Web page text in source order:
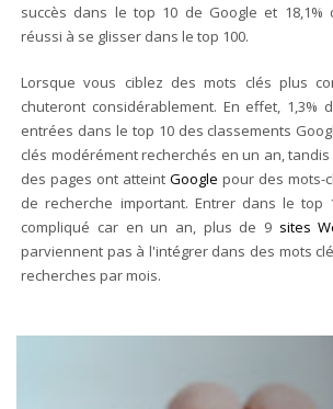
succès dans le top 10 de Google et 18,1%
réussi à se glisser dans le top 100.
Lorsque vous ciblez des mots clés plus
chuteront considérablement. En effet, 1,3%
entrées dans le top 10 des classements
clés modérément recherchés en un an,
des pages ont atteintGoogle pour des mots-
de recherche important. Entrer dans le top
compliqué car en un an, plus de 9 sites
parviennent pas à l'intégrer dans des mots
recherches par mois.